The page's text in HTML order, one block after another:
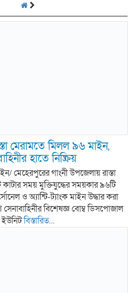
মেরামতে মিলল ৯৬ মাইন,
হাতে নিষ্ক্রিয়
মেহেরপুরের গাংনী উপজেলায় রাস্তা
কাটার সময় মুক্তিযুদ্ধের সময়কার ৯৬টি
ও অ্যান্টি-ট্যাংক মাইন উদ্ধার করা
বিশেষজ্ঞ বোম্ব ডিসপোজাল
ইউনিটবিস্তারিত...